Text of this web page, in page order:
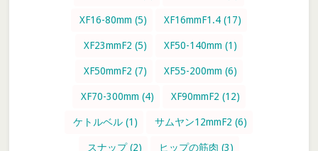
XF16-80mm (5) XF16mmF1.4(17)
XF23mmF2 (5) XF50-140mm (1)
XF50mmF2 (7) XF55-200mm (6)
XF70-300mm (4) XF90mmF2 (12)
ケトルベル (1) サムヤン12mmF2 (6)
スナップ(2) ヒップの筋肉 (3)